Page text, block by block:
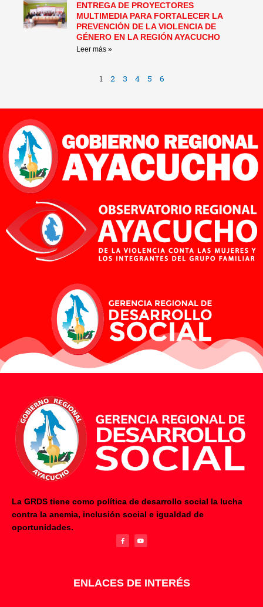
ENTREGA DE PROYECTORES
MULTIMEDIA PARA FORTALECER LA
PREVENCIÓN DE LA VIOLENCIA DE
GÉNERO EN LA REGIÓN AYACUCHO
Leer más »
1 2 3 4 5 6
La GRDS tiene como política de desarrollo social la lucha
contra la anemia, inclusión social e igualdad de
oportunidades.
c
e
b
u
t
u
ENLACES DE INTERÉS